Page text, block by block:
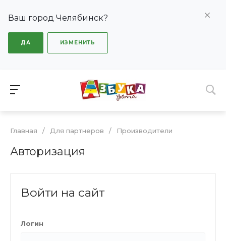
Ваш город Челябинск?
ДА ИЗМЕНИТЬ
Главная / Для партнеров / Производители
Авторизация
Войти на сайт
Логин